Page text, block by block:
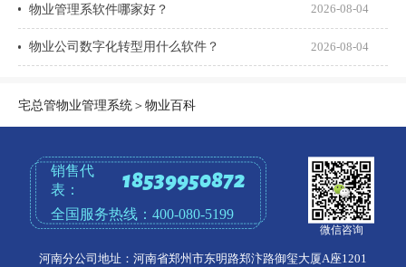
物业管理系软件哪家好？ 2026-08-04
物业公司数字化转型用什么软件？ 2026-08-04
宅总管物业管理系统＞物业百科
销售代
表：
18539950872
全国服务热线：400-080-5199
微信咨询
河南分公司地址：河南省郑州市东明路郑汴路御玺大厦A座1201